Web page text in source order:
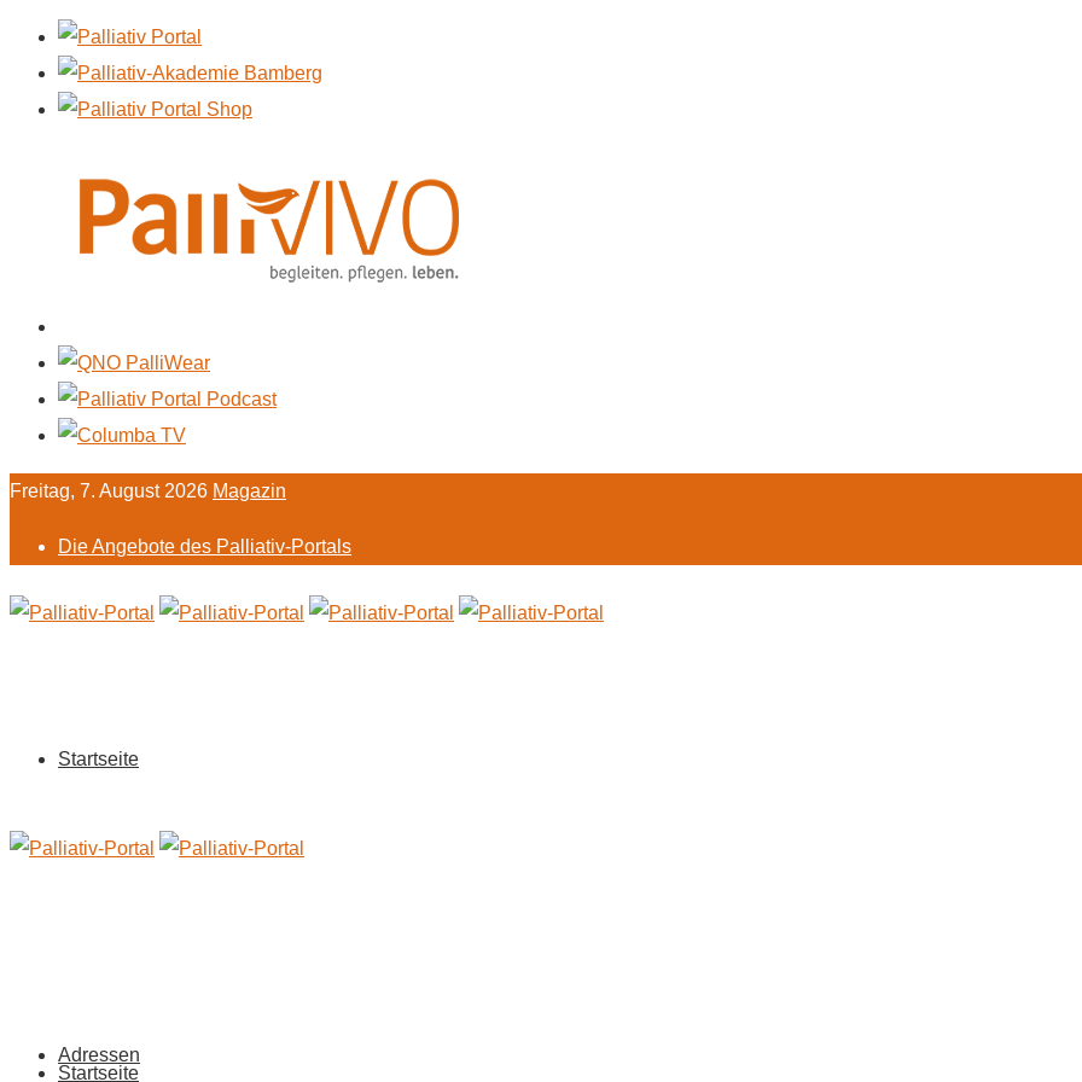
Freitag, 7. August 2026 Magazin
Die Angebote des Palliativ-Portals
Startseite
Adressen
Startseite